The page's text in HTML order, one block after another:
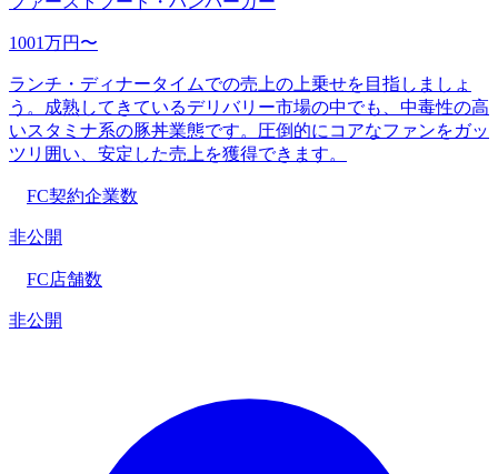
1001万円〜
ランチ・ディナータイムでの売上の上乗せを目指しましょ
う。成熟してきているデリバリー市場の中でも、中毒性の高
いスタミナ系の豚丼業態です。圧倒的にコアなファンをガッ
ツリ囲い、安定した売上を獲得できます。
FC契約企業数
非公開
FC店舗数
非公開